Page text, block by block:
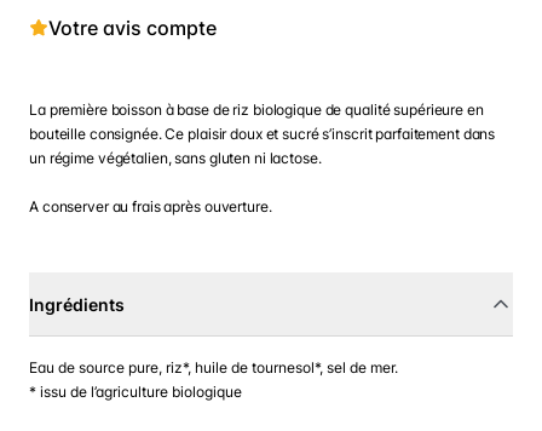
Votre avis compte
La première boisson à base de riz biologique de qualité supérieure en
bouteille consignée. Ce plaisir doux et sucré s’inscrit parfaitement dans
un régime végétalien, sans gluten ni lactose.
A conserver au frais après ouverture.
Ingrédients
Eau de source pure, riz*, huile de tournesol*, sel de mer.
* issu de l’agriculture biologique